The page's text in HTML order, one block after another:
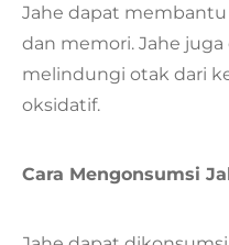
Jahe dapat
dan memori. Jahe
melindungi otak dari
oksidatif.
Cara Mengonsumsi